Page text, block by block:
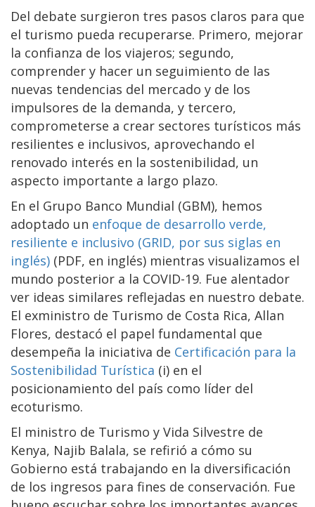
Del debate surgieron tres pasos claros para que
el turismo pueda recuperarse. Primero, mejorar
la confianza de los viajeros; segundo,
comprender y hacer un seguimiento de las
nuevas tendencias del mercado y de los
impulsores de la demanda, y tercero,
comprometerse a crear sectores turísticos más
resilientes e inclusivos, aprovechando el
renovado interés en la sostenibilidad, un
aspecto importante a largo plazo.
En el Grupo Banco Mundial (GBM), hemos
adoptado un enfoque de desarrollo verde,
resiliente e inclusivo (GRID, por sus siglas en
inglés) (PDF, en inglés) mientras visualizamos el
mundo posterior a la COVID-19. Fue alentador
ver ideas similares reflejadas en nuestro debate.
El exministro de Turismo de Costa Rica, Allan
Flores, destacó el papel fundamental que
desempeña la iniciativa de Certificación para la
Sostenibilidad Turística (i) en el
posicionamiento del país como líder del
ecoturismo.
El ministro de Turismo y Vida Silvestre de
Kenya, Najib Balala, se refirió a cómo su
Gobierno está trabajando en la diversificación
de los ingresos para fines de conservación. Fue